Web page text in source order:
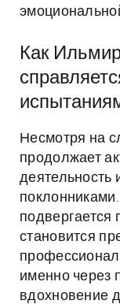
Как
Несмотря на
продолжает
деятельность
подвергается
становится
именно через
вдохновение